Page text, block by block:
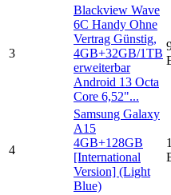
3
Blackview Wave
6C Handy Ohne
Vertrag Günstig,
4GB+32GB/1TB
erweiterbar
Android 13 Octa
Core 6,52"...
4
Samsung Galaxy
A15
4GB+128GB
[International
Version] (Light
Blue)